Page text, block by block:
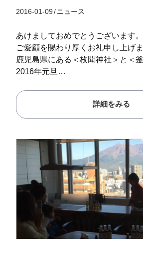
2016-01-09/ニュース
あけましておめでとうございます
ご愛顧を賜わり厚くお礼申し上げ
鹿児島県にある＜枚聞神社＞と＜
2016年元旦…
詳細をみる